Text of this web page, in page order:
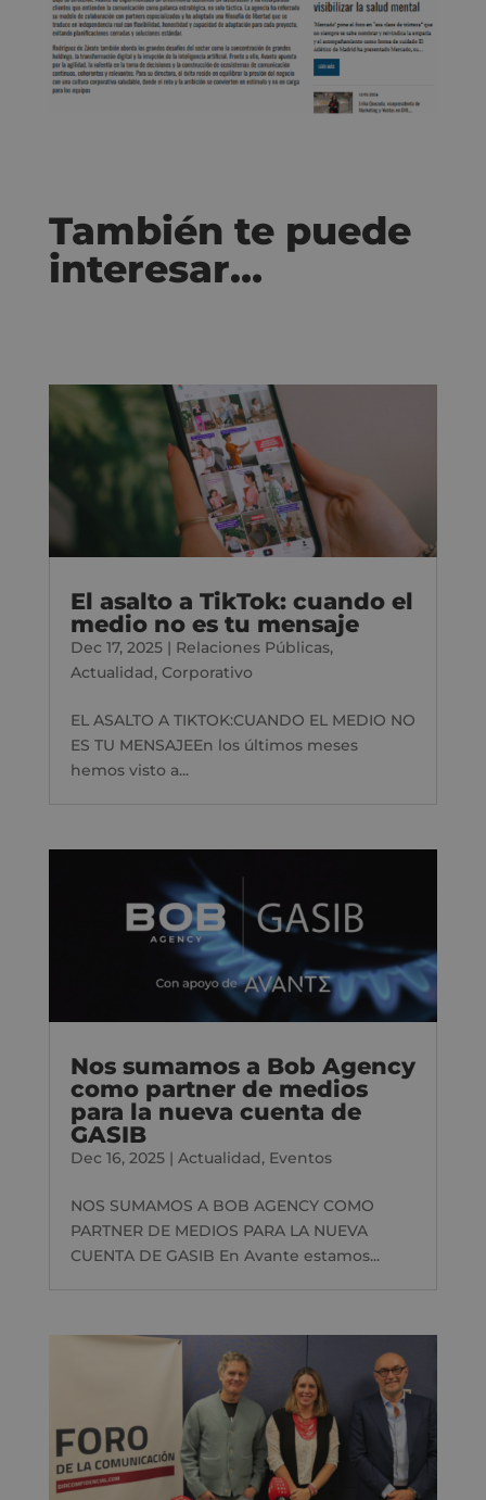
También te puede
interesar…
El asalto a TikTok: cuando el
medio no es tu mensaje
Dec 17, 2025| Relaciones Públicas,
Actualidad, Corporativo
EL ASALTO A TIKTOK:CUANDO EL MEDIO NO
ES TU MENSAJEEn los últimos meses
hemos visto a...
Nos sumamos a Bob Agency
como partner de medios
para la nueva cuenta de
GASIB
Dec 16, 2025| Actualidad, Eventos
NOS SUMAMOS A BOB AGENCY COMO
PARTNER DE MEDIOS PARA LA NUEVA
CUENTA DE GASIB En Avante estamos...